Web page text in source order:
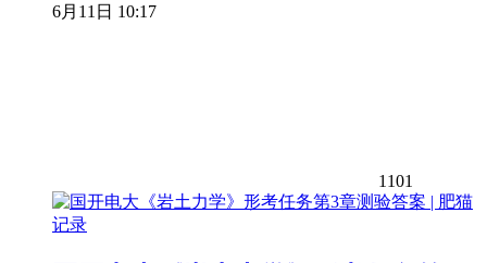
6月11日 10:17
1101